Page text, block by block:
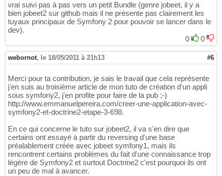
vrai suivi pas à pas vers un petit Bundle (genre jobeet, il y a
bien jobeet2 sur github mais il ne présente pas clairement les
tuyaux principaux de Symfony 2 pour pouvoir se lancer dans le
dev).
0
0
webornot, le 18/05/2011 à 21h13 #6
Merci pour ta contribution, je sais le travail que cela représente
j'en suis au troisième article de mon tuto de création d'un appli
sous symfony2, j'en profite pour faire de la pub ;-)
http://www.emmanuelpereira.com/creer-une-application-avec-
symfony2-et-doctrine2-etape-3-698.
En ce qui concerne le tuto sur jobeet2, il va s'en dire que
certains ont essayé à partir du reversing d'une base
préalablement créée avec jobeet symfony1, mais ils
rencontrent certains problèmes du fait d'une connaissance trop
légère de Symfony2 et surtout Doctrine2 c'est pourquoi ils ont
un peu de mal à avancer.